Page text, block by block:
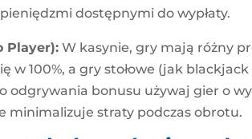
dostępnymi do wypłaty.
Player): W kasynie, gry mają różny
w 100%, a gry stołowe (jak
odgrywania bonusu używaj gier o
minimalizuje straty podczas obrotu.